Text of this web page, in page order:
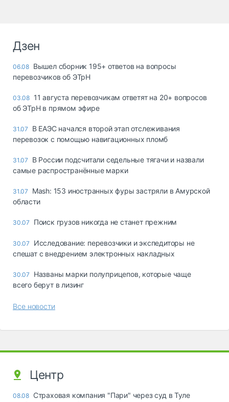
Дзен
06.08 Вышел сборник 195+ ответов на вопросы
перевозчиков об ЭТрН
03.08 11 августа перевозчикам ответят на 20+ вопросов
об ЭТрН в прямом эфире
31.07
В ЕАЭС начался второй этап отслеживания
перевозок с помощью навигационных пломб
31.07
В России подсчитали седельные тягачи и назвали
самые распространённые марки
31.07
Mash: 153 иностранных фуры застряли в Амурской
области
30.07 Поиск грузов никогда не станет прежним
30.07
Исследование: перевозчики и экспедиторы не
спешат с внедрением электронных накладных
30.07
Названы марки полуприцепов, которые чаще
всего берут в лизинг
Все новости
Центр
08.08 Страховая компания "Пари" через суд в Туле